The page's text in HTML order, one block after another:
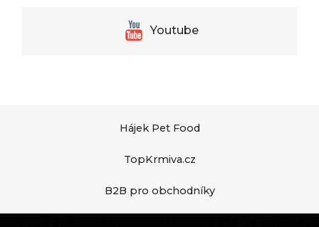
Youtube
Hájek Pet Food
TopKrmiva.cz
B2B pro obchodníky